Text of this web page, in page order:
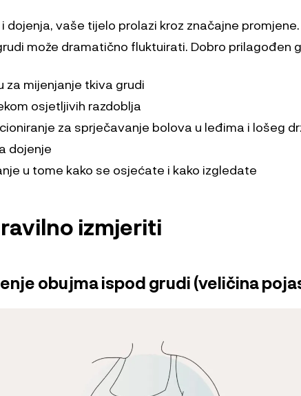
dojenja, vaše tijelo prolazi kroz značajne
može dramatično fluktuirati. Dobro prilagođen
za mijenjanje tkiva grudi
osjetljivih razdoblja
za sprječavanje bolova u leđima i lošeg
dojenje
u tome kako se osjećate i kako izgledate
izmjeriti
obujma ispod grudi (veličina